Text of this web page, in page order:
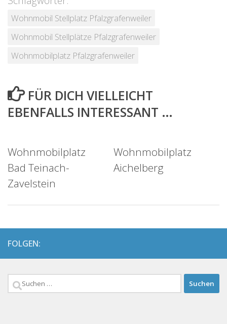
Wohnmobil Stellplatz Pfalzgrafenweiler
Wohnmobil Stellplätze Pfalzgrafenweiler
Wohnmobilplatz Pfalzgrafenweiler
FÜR DICH VIELLEICHT
EBENFALLS INTERESSANT …
Wohnmobilplatz
Bad Teinach-
Zavelstein
Wohnmobilplatz
Aichelberg
FOLGEN:
Suchen